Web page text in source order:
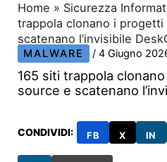
Home » Sicurezza
trappola clonano i
scatenano l’invisibile
MALWARE /4 Giugno
165 siti trappola
source e scatenano
CONDIVIDI: FB X IN